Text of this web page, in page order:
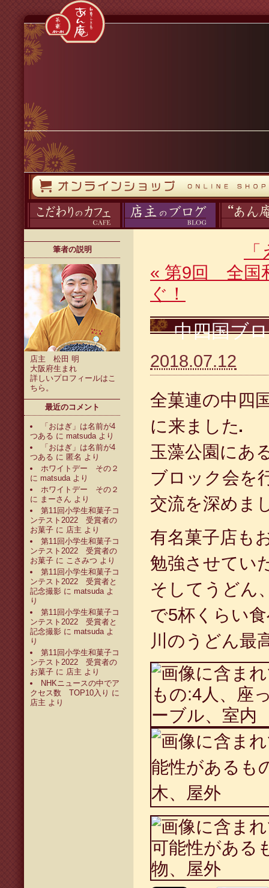
筆者の説明
店主 松田 明
大阪府生まれ
詳しいプロフィールはこ
ちら 。
最近のコメント
「おはぎ」は名前が4
つある に matsudaより
「おはぎ」は名前が4
つある に 匿名 より
ホワイトデー その２
に matsudaより
ホワイトデー その２
に まーさん より
第11回小学生和菓子コ
ンテスト2022 受賞者の
お菓子 に 店主 より
第11回小学生和菓子コ
ンテスト2022 受賞者の
お菓子 に こさみつ より
第11回小学生和菓子コ
ンテスト2022 受賞者と
記念撮影 に matsudaよ
り
第11回小学生和菓子コ
ンテスト2022 受賞者と
記念撮影 に matsudaよ
り
第11回小学生和菓子コ
ンテスト2022 受賞者の
お菓子 に 店主 より
NHKニュースの中でア
クセス数 TOP10入り に
店主 より
« 第9回 全国
ぐ！
中四国ブ
2018.07.12
全菓連の中四
に来ました
玉藻公園にあ
ブロック会を
交流を深めま
有名菓子店も
勉強させてい
そしてうどん
で5杯くらい
川のうどん最